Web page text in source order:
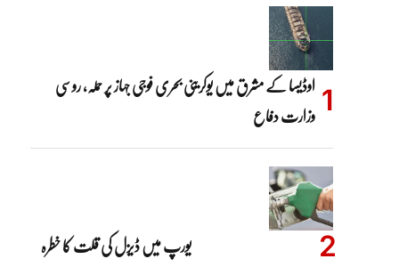
اوڈیسا کے مشرق میں یوکرینی بحری فوجی جہاز پر حملہ، روسی
وزارت دفاع
یورپ میں ڈیزل کی قلت کا خطرہ